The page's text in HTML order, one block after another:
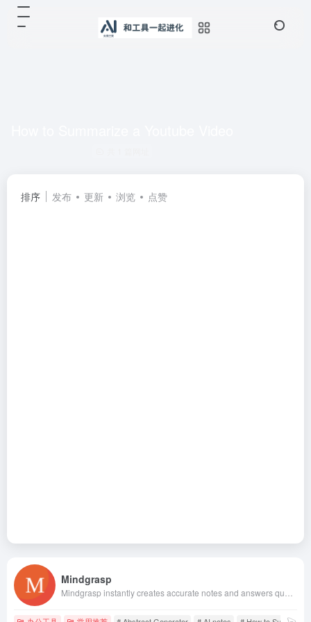
排序 发布 更新 浏览 点赞
Mindgrasp